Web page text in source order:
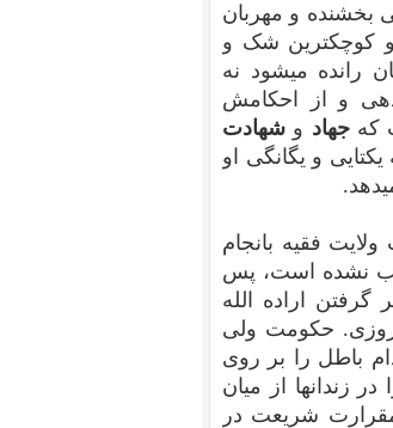
بخشنده و مهربان
کوچکترین شک و
رانده میشود نه
و از احکامش
که جهاد و شهادت
و یگانگی او
فقیه بانجام
نشده است، پس
اراده الله
حکومت ولی
باطل را بر روی
زندانها از میان
مقرارت شریعت در